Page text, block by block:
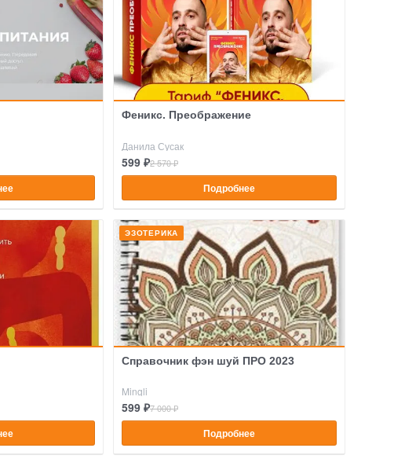
Феникс. Преображение
Данила Сусак
599 ₽2 570 ₽
Подробнее
ЭЗОТЕРИКА
Справочник фэн шуй ПРО 2023
Mingli
599 ₽7 000 ₽
Подробнее